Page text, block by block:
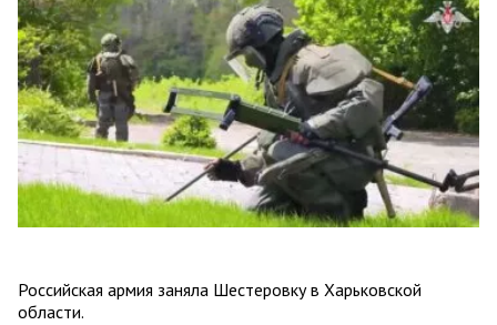
Российская армия заняла Шестеровку в Харьковской
области.